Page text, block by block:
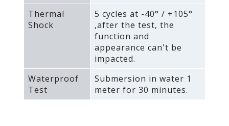
Thermal
Shock
5 cycles at -40° / +105°
‚after the test‚ the
function and
appearance can't be
impacted.
Waterproof
Test
Submersion in water 1
meter for 30 minutes.